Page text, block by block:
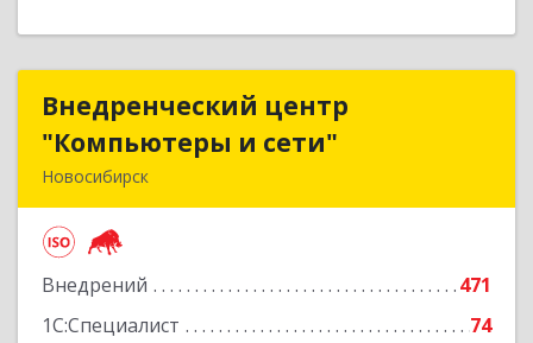
Внедренческий центр
"Компьютеры и сети"
Новосибирск
Внедрений
471
1С:Специалист
74
Внедренческий центр
"Компьютеры и сети"
Подробнее